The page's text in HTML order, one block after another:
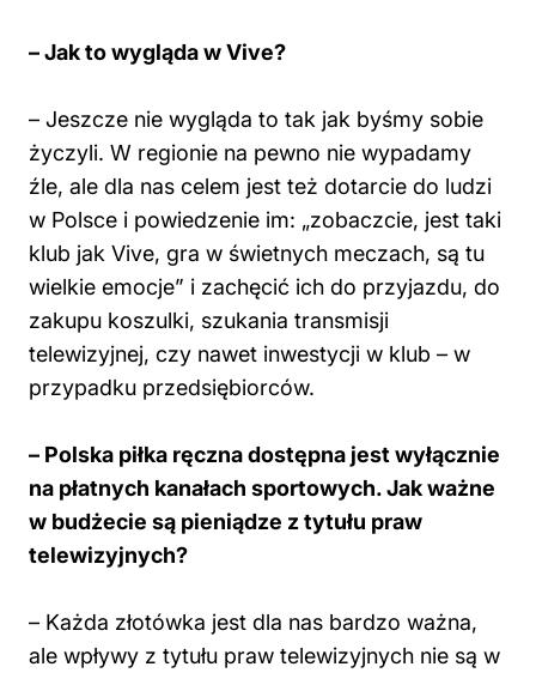
– Jak to wygląda w Vive?
– Jeszcze nie wygląda to tak jak byśmy sobie
życzyli. W regionie na pewno nie wypadamy
źle, ale dla nas celem jest też dotarcie do ludzi
w Polsce i powiedzenie im: „zobaczcie, jest taki
klub jak Vive, gra w świetnych meczach, są tu
wielkie emocje” i zachęcić ich do przyjazdu, do
zakupu koszulki, szukania transmisji
telewizyjnej, czy nawet inwestycji w klub – w
przypadku przedsiębiorców.
– Polska piłka ręczna dostępna jest wyłącznie
na płatnych kanałach sportowych. Jak ważne
w budżecie są pieniądze z tytułu praw
telewizyjnych?
– Każda złotówka jest dla nas bardzo ważna,
ale wpływy z tytułu praw telewizyjnych nie są w